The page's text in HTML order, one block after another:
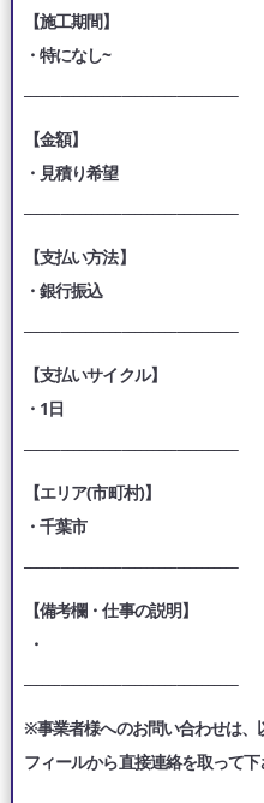
【施工期間】
・特になし~
【金額】
・見積り希望
【支払い方法】
・銀行振込
【支払いサイクル】
・1日
【エリア(市町村)】
・千葉市
【備考欄・仕事の説明】
・
※事業者様へのお問い合わせは、
フィールから直接連絡を取って下